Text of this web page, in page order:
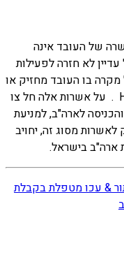
של העובד אינה
לא חזרה לפעילות
בו העובד מחזיק או
זקוק לאשרה מסוג H-1B, H-2B, J-1, L-1 . על אשרות אלה חל צו
לארה"ב, למניעת
מסוג זה, יחויב
& עכו מטפלת בקבלת